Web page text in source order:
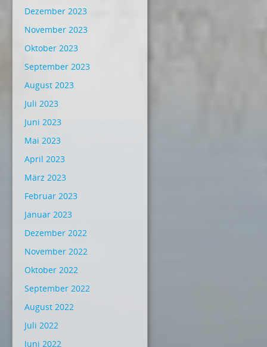
Dezember 2023
November 2023
Oktober 2023
September 2023
August 2023
Juli 2023
Juni 2023
Mai 2023
April 2023
März 2023
Februar 2023
Januar 2023
Dezember 2022
November 2022
Oktober 2022
September 2022
August 2022
Juli 2022
Juni 2022